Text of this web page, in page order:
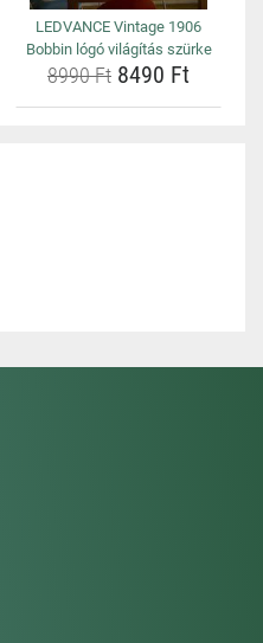
LEDVANCE Vintage 1906
Bobbin lógó világítás szürke
8990 Ft 8490 Ft